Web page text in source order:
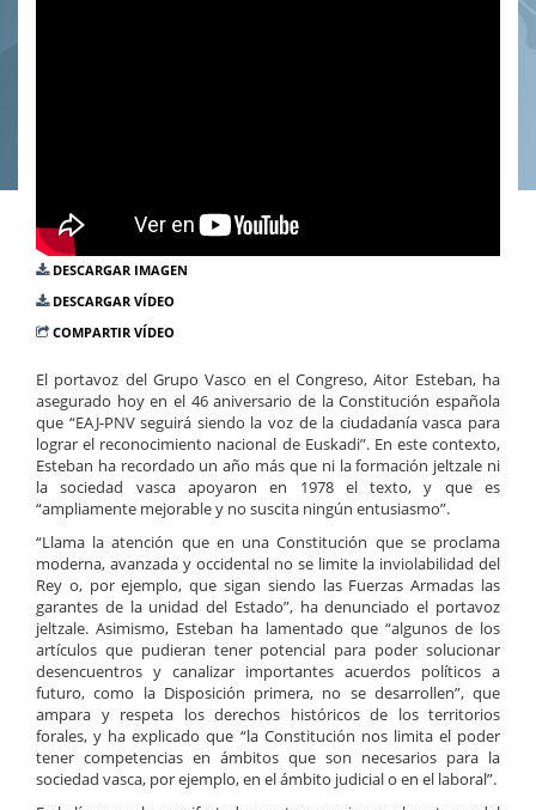
DESCARGAR IMAGEN
DESCARGAR VÍDEO
COMPARTIR VÍDEO
El portavoz del Grupo Vasco en el Congreso, Aitor Esteban, ha
asegurado hoy en el 46 aniversario de la Constitución española
que “EAJ-PNV seguirá siendo la voz de la ciudadanía vasca para
lograr el reconocimiento nacional de Euskadi”. En este contexto,
Esteban ha recordado un año más que ni la formación jeltzale ni
la sociedad vasca apoyaron en 1978 el texto, y que es
“ampliamente mejorable y no suscita ningún entusiasmo”.
“Llama la atención que en una Constitución que se proclama
moderna, avanzada y occidental no se limite la inviolabilidad del
Rey o, por ejemplo, que sigan siendo las Fuerzas Armadas las
garantes de la unidad del Estado”, ha denunciado el portavoz
jeltzale. Asimismo, Esteban ha lamentado que “algunos de los
artículos que pudieran tener potencial para poder solucionar
desencuentros y canalizar importantes acuerdos políticos a
futuro, como la Disposición primera, no se desarrollen”, que
ampara y respeta los derechos históricos de los territorios
forales, y ha explicado que “la Constitución nos limita el poder
tener competencias en ámbitos que son necesarios para la
sociedad vasca, por ejemplo, en el ámbito judicial o en el laboral”.